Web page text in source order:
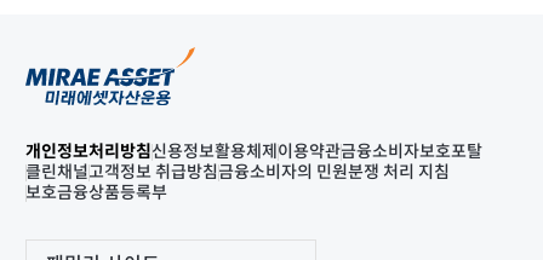
개인정보처리방침신용정보활용체제 이용약관금융소비자보호포탈
클린채널고객정보 취급방침금융소비자의 민원분쟁 처리 지침
보호금융상품등록부